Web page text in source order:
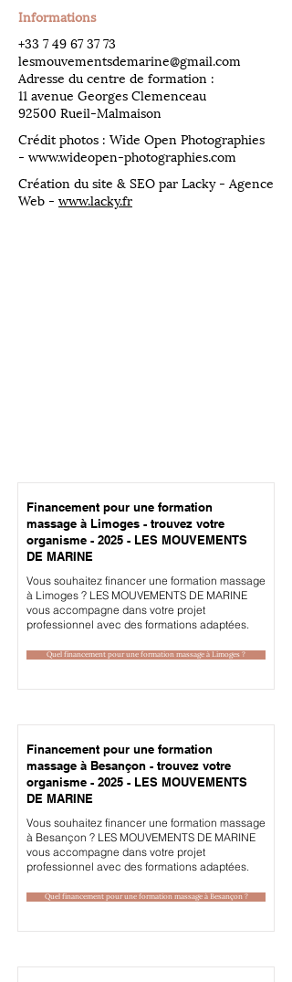
Informations
​+33 7 49 67 37 73
lesmouvementsdemarine@gmail.com
Adresse du centre de formation :
11 avenue Georges Clemenceau
92500 Rueil-Malmaison
Crédit photos : Wide Open Photographies
- www.wideopen-photographies.com
Création du site & SEO par Lacky - Agence
Web - www.lacky.fr
Financement pour une formation
massage à Limoges - trouvez votre
organisme - 2025 - LES MOUVEMENTS
DE MARINE
Vous souhaitez financer une formation massage
à Limoges ? LES MOUVEMENTS DE MARINE
vous accompagne dans votre projet
professionnel avec des formations adaptées.
Quel financement pour une formation massage à Limoges ?
Financement pour une formation
massage à Besançon - trouvez votre
organisme - 2025 - LES MOUVEMENTS
DE MARINE
Vous souhaitez financer une formation massage
à Besançon ? LES MOUVEMENTS DE MARINE
vous accompagne dans votre projet
professionnel avec des formations adaptées.
Quel financement pour une formation massage à Besançon ?